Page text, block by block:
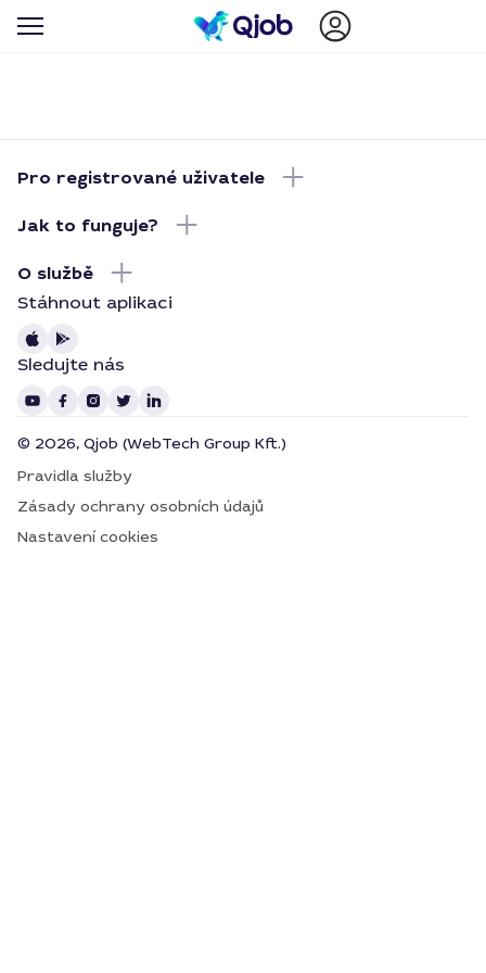
Pro registrované uživatele
Jak to funguje?
O službě
Stáhnout aplikaci
Sledujte nás
© 2026, Qjob (WebTech Group Kft.)
Pravidla služby
Zásady ochrany osobních údajů
Nastavení cookies